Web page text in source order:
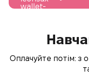
Оплачуйте потім: з